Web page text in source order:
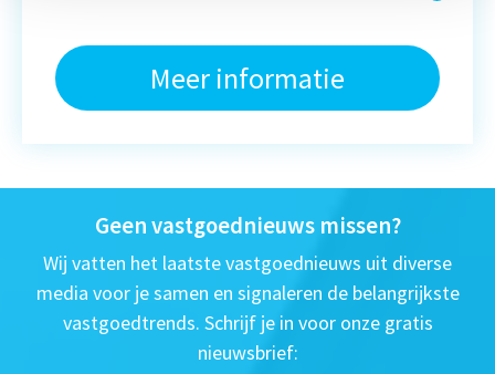
Meer informatie
Geen vastgoednieuws missen?
Wij vatten het laatste vastgoednieuws uit diverse
media voor je samen en signaleren de belangrijkste
vastgoedtrends. Schrijf je in voor onze gratis
nieuwsbrief: